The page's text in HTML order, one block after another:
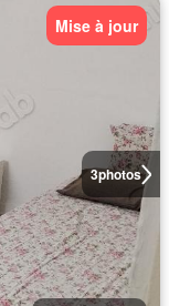
3photos
Mise à jour